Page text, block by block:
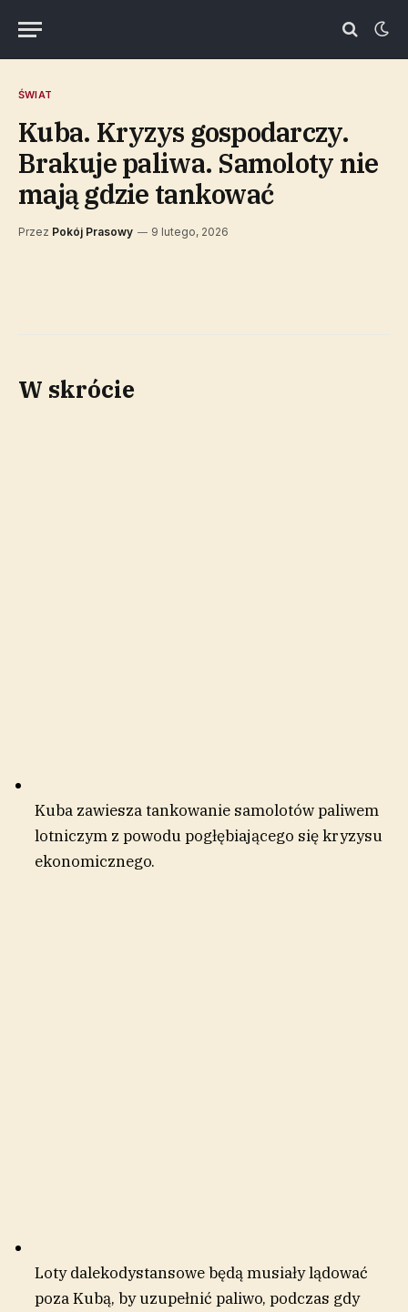
ŚWIAT
Kuba. Kryzys gospodarczy.
Brakuje paliwa. Samoloty nie
mają gdzie tankować
Przez Pokój Prasowy 9 lutego, 2026
W skrócie
Kuba zawiesza tankowanie samolotów paliwem
lotniczym z powodu pogłębiającego się kryzysu
ekonomicznego.
Loty dalekodystansowe będą musiały lądować
poza Kubą, by uzupełnić paliwo, podczas gdy